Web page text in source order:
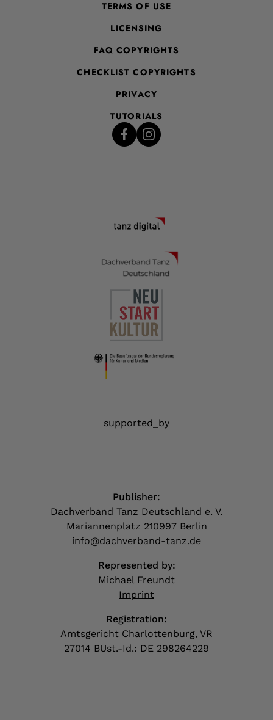
TERMS OF USE
LICENSING
FAQ COPYRIGHTS
CHECKLIST COPYRIGHTS
PRIVACY
TUTORIALS
supported_by
Publisher:
Dachverband Tanz Deutschland e. V.
Mariannenplatz 210997 Berlin
info@dachverband-tanz.de
Represented by:
Michael Freundt
Imprint
Registration:
Amtsgericht Charlottenburg, VR
27014 BUst.-Id.: DE 298264229